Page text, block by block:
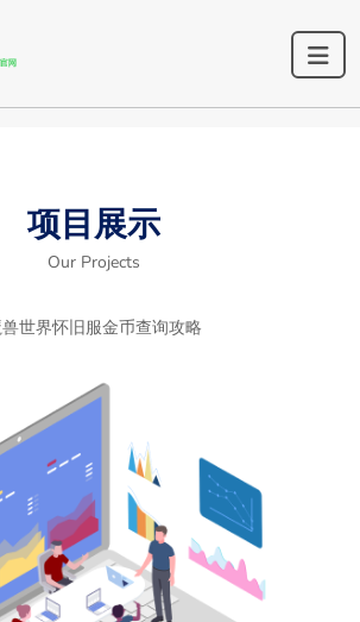
项目展示
Our Projects
世界怀旧服金币查询攻略